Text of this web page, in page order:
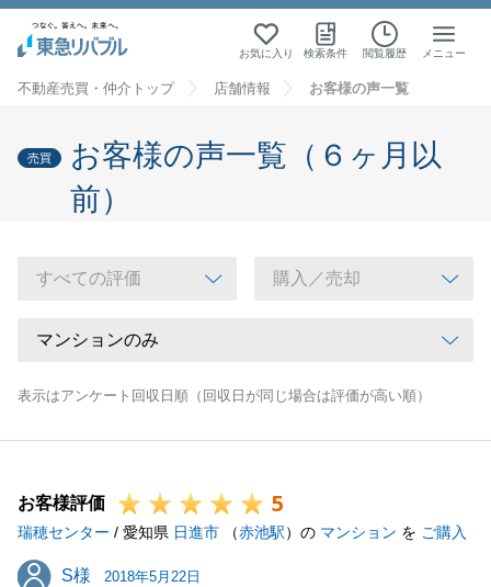
お気に入り 検索条件 閲覧履歴 メニュー
不動産売買・仲介トップ 店舗情報 お客様の声一覧
売買
お客様の声一覧（６ヶ月以
前）
表示はアンケート回収日順（回収日が同じ場合は評価が高い順）
お客様評価 5
瑞穂センター / 愛知県 日進市 （赤池駅）の マンション を ご購入
S様
S様 2018年5月22日